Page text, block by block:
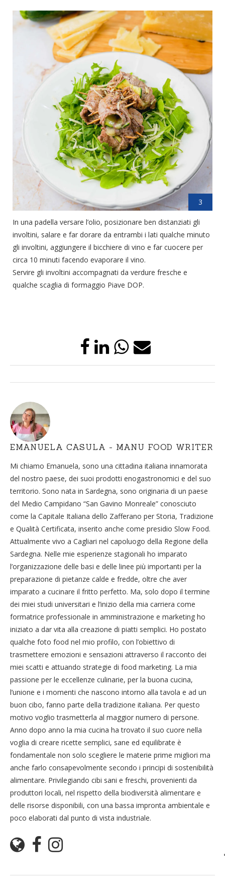
3
In una padella versare l’olio, posizionare ben distanziati gli
involtini, salare e far dorare da entrambi i lati qualche minuto
gli involtini, aggiungere il bicchiere di vino e far cuocere per
circa 10 minuti facendo evaporare il vino.
Servire gli involtini accompagnati da verdure fresche e
qualche scaglia di formaggio Piave DOP.
EMANUELA CASULA - MANU FOOD WRITER
Mi chiamo Emanuela, sono una cittadina italiana innamorata
del nostro paese, dei suoi prodotti enogastronomici e del suo
territorio. Sono nata in Sardegna, sono originaria di un paese
del Medio Campidano “San Gavino Monreale” conosciuto
come la Capitale Italiana dello Zafferano per Storia, Tradizione
e Qualità Certificata, inserito anche come presidio Slow Food.
Attualmente vivo a Cagliari nel capoluogo della Regione della
Sardegna. Nelle mie esperienze stagionali ho imparato
l’organizzazione delle basi e delle linee più importanti per la
preparazione di pietanze calde e fredde, oltre che aver
imparato a cucinare il fritto perfetto. Ma, solo dopo il termine
dei miei studi universitari e l’inizio della mia carriera come
formatrice professionale in amministrazione e marketing ho
iniziato a dar vita alla creazione di piatti semplici. Ho postato
qualche foto food nel mio profilo, con l’obiettivo di
trasmettere emozioni e sensazioni attraverso il racconto dei
miei scatti e attuando strategie di food marketing. La mia
passione per le eccellenze culinarie, per la buona cucina,
l’unione e i momenti che nascono intorno alla tavola e ad un
buon cibo, fanno parte della tradizione italiana. Per questo
motivo voglio trasmetterla al maggior numero di persone.
Anno dopo anno la mia cucina ha trovato il suo cuore nella
voglia di creare ricette semplici, sane ed equilibrate è
fondamentale non solo scegliere le materie prime migliori ma
anche farlo consapevolmente secondo i principi di sostenibilità
alimentare. Privilegiando cibi sani e freschi, provenienti da
produttori locali, nel rispetto della biodiversità alimentare e
delle risorse disponibili, con una bassa impronta ambientale e
poco elaborati dal punto di vista industriale.